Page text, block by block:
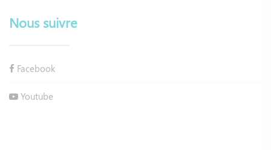
Nous suivre
Facebook
Youtube